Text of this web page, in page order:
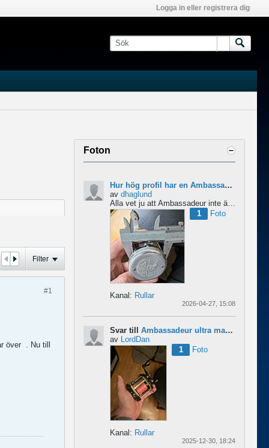
Logga in eller registrera dig
Filter
#1
över . Nu till
Foton
Hur hög profil har en Ambassadeur?
av dhaglund
Alla vet ju att Ambassadeur inte är en lågprofilrulle, det är tydligt. Men hur hög profil har de egentligen?...
1
Foto
Kanal: Rullar
2026-04-27, 15:08
Svar till Ambassadeur ultra mag xl 3
av
LordDan
1
Foto
Kanal: Rullar
2025-12-30, 18:24